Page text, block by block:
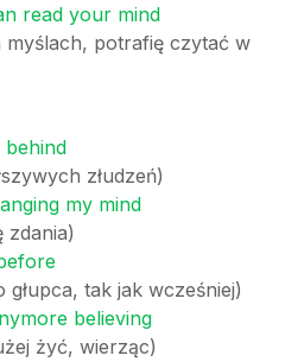
read your mind
potrafię czytać w
behind
złudzeń)
my mind
zdania)
tak jak wcześniej)
believing
żyć, wierząc)